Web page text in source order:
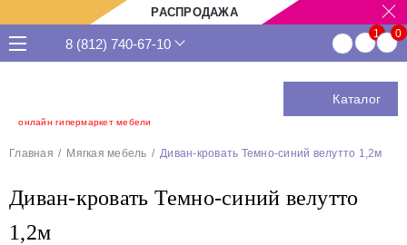
РАСПРОДАЖА
онлайн гипермаркет мебели
8 (812) 740-67-10
Каталог
Главная Мягкая мебель Диван-кровать Темно-синий велутто 1,2м
Диван-кровать Темно-синий велутто
1,2м